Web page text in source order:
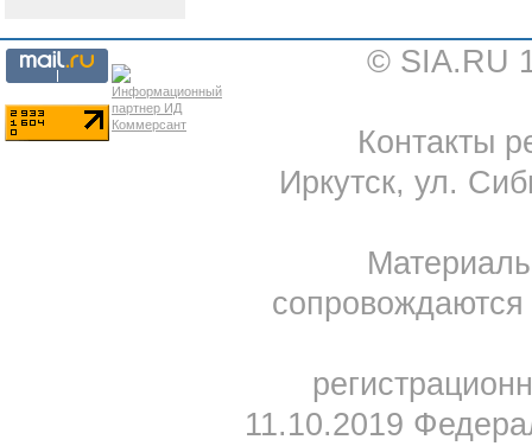
© SIA.RU
Контакты
Иркутск, ул.
11.10.2019